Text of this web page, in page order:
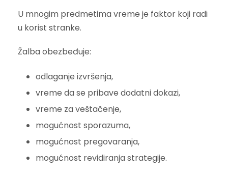
U mnogim predmetima vreme je faktor koji radi
u korist stranke.
Žalba obezbeđuje:
odlaganje izvršenja,
vreme da se pribave dodatni dokazi,
vreme za veštačenje,
mogućnost sporazuma,
mogućnost pregovaranja,
mogućnost revidiranja strategije.